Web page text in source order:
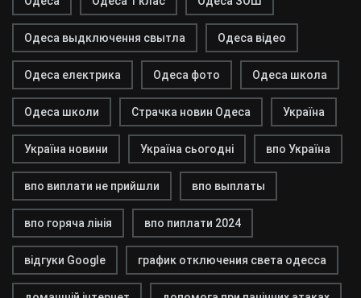
Одеса выдключення свытла Одеса відео
Одеса електрика Одеса фото Одеса школа
Одеса школи Страчка новин Одеса Україна
Україна новини Україна сьогодні впо Україна
впо виплати не прийшли впо выплаты
впо горяча лінія впо пиплати 2024
відгуки Google график отключения света одесса